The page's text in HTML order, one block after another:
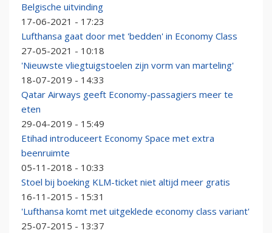
Belgische uitvinding
17-06-2021 - 17:23
Lufthansa gaat door met 'bedden' in Economy Class
27-05-2021 - 10:18
'Nieuwste vliegtuigstoelen zijn vorm van marteling'
18-07-2019 - 14:33
Qatar Airways geeft Economy-passagiers meer te
eten
29-04-2019 - 15:49
Etihad introduceert Economy Space met extra
beenruimte
05-11-2018 - 10:33
Stoel bij boeking KLM-ticket niet altijd meer gratis
16-11-2015 - 15:31
'Lufthansa komt met uitgeklede economy class variant'
25-07-2015 - 13:37